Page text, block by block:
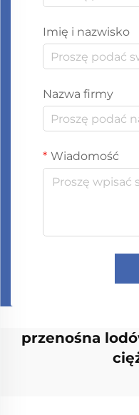
Imię i nazwisko
Nazwa firmy
Wiadomość
przenośna